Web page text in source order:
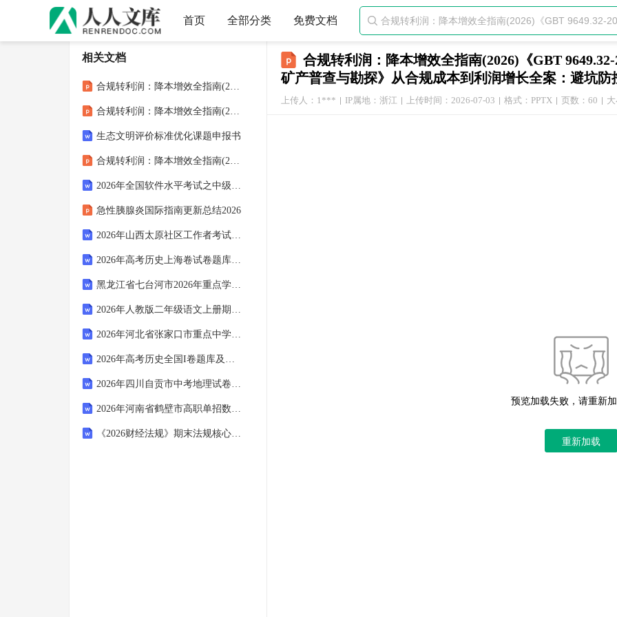
首页 全部分类 免费文档 
合规转利润：降本增效全指南(2026)《GBT
矿产普查与勘探》从合规成本到利润增长全案：避坑
上传人：1*** IP属地：浙江 上传时间：2026-07-03 格式：PPTX 页数：60
预览加载失败，请重新
重新加载
相关文档
合规转利润：降本增效全指南(2026)《GBT 8570.7-2010液体无水氨的测定方法 第7部分：铁含量 邻菲啰啉分光光度法》从合规成本到利润增长全案：避坑防控+降本增效+商业壁垒构建
合规转利润：降本增效全指南(2026)《GBT 7607-2010柴油机油换油指标》从合规成本到利润增长全案：避坑防控+降本增效+商业壁垒构建
生态文明评价标准优化课题申报书
合规转利润：降本增效全指南(2026)《GBT 6113.101-2021无线电骚扰和抗扰度测量设备和测量方法规范 第1-1部分：无线电骚扰和抗扰度测量设备 测量设备》从合规成本到利润增长全案：避坑防控+降本增效+商业壁垒构建
2026年全国软件水平考试之中级数据库系统工程师考试高分特训题（附答案）
急性胰腺炎国际指南更新总结2026
2026年山西太原社区工作者考试试题题库(答案+解析)
2026年高考历史上海卷试卷题库及答案
黑龙江省七台河市2026年重点学校高一数学分班考试试题及答案
2026年人教版二年级语文上册期末模拟题库+答案
2026年河北省张家口市重点中学小升初英语考试试题含答案
2026年高考历史全国I卷题库及答案
2026年四川自贡市中考地理试卷及答案
2026年河南省鹤壁市高职单招数学试题附答案
《2026财经法规》期末法规核心考点复习卷(含答案)